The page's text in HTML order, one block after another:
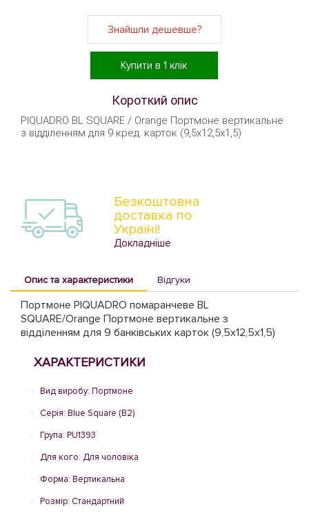
Знайшли дешевше?
Купити в 1 клік
Короткий опис
PIQUADRO BL SQUARE / Orange Портмоне вертикальне
з відділенням для 9 кред. карток (9,5x12,5x1,5)
Безкоштовна
доставка по
Україні!
Докладніше
Опис та характеристики Відгуки
Портмоне PIQUADRO помаранчеве BL
SQUARE/Orange Портмоне вертикальне з
відділенням для 9 банківських карток (9,5x12,5x1,5)
ХАРАКТЕРИСТИКИ
Вид виробу: Портмоне
Серія: Blue Square (B2)
Група: PU1393
Для кого: Для чоловіка
Форма: Вертикальна
Розмір: Стандартний